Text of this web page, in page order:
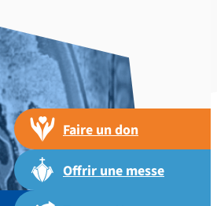
Faire un don
Offrir une messe